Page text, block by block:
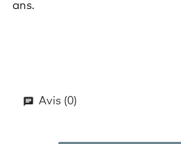
ans.
Avis (0)